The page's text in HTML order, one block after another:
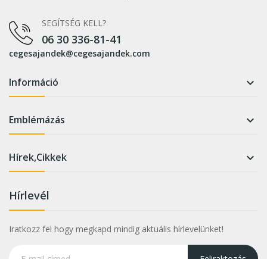
SEGÍTSÉG KELL?
06 30 336-81-41
cegesajandek@cegesajandek.com
Információ 
Emblémázás 
Hírek,Cikkek 
Hírlevél
Iratkozz fel hogy megkapd mindig aktuális hírlevelünket!